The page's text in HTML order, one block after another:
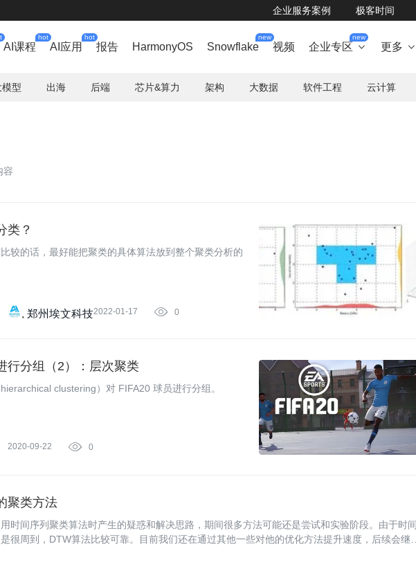
企业服务案例 极客时间
AI课程
hot
AI应用
hot
报告 HarmonyOS Snowflake
new
视频 企业专区
new
 更多 
型 出海 后端 芯片&算力 架构 大数据 软件工程 云计算
容
类？
较的话，最好能把聚类的具体算法放到整个聚类分析的
郑州埃文科技2022-01-17  0
行分组（2）：层次聚类
clustering）对 FIFA20 球员进行分组。
2020-09-22  0
聚类方法
时间序列聚类算法时产生的疑惑和解决思路，期间很多方法可能还是尝试和实验阶段。由于时
很周到，DTW算法比较可靠。目前我们还在通过其他一些对他的优化方法提升速度，后续会继